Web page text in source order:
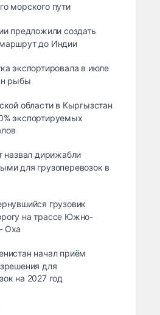
морского пути
предложили создать
до Индии
экспортировала в июле
рыбы
области в Кыргызстан
экспортируемых
назвал дирижабли
для грузоперевозок в
грузовик
на трассе Южно-
Оха
начал приём
для
на 2027 год